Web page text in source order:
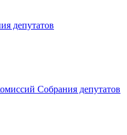
депутатов
Собрания депутатов